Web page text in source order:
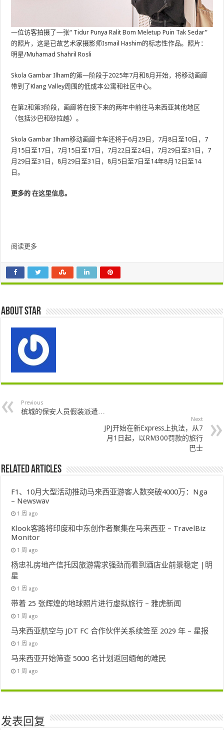
一位访客拍摄了一张“ Tidur Punya Ralit Bom Meletup Puin Tak Sedar”
的照片，这是已故艺术家摄影师Ismail Hashim的标志性作品。照片：
明星/Muhamad Shahril Rosli
Skola Gambar Ilham的第一阶段于2025年7月和8月开始，将移动画廊
带到了Klang Valley周围的低成本公寓和社区中心。
在第2和第3阶段，画廊将在接下来的两年中前往马来西亚其他地区
（包括沙巴和砂拉越）。
Skola Gambar Ilham移动画廊卡车还将于6月29日，7月8日至10日，7
月15日至17日，7月15日至17日，7月22日至24日，7月29日至31日，7
月29日至31日，8月29日至31日，8月5日至7日至14年8月12日至14
日。
更多的在这里信息。
阅读更多
About star
Previous
槟城的保安人员假装派遣…
Next
JPJ开始在新Express上执法，从7
月1日起，以RM300罚款的旅行
巴士
Related Articles
F1、10月大型活动推动马来西亚游客人数突破4000万：Nga
– Newswav
1 周 ago
Klook客路将印度和中东创作者聚集在马来西亚 – TravelBiz
Monitor
1 周 ago
杨忠礼房地产信托因旅游需求强劲而看到酒店业前景稳定 |明
星
1 周 ago
带着 25 张辉煌的地球照片进行虚拟旅行 – 雅虎新闻
1 周 ago
马来西亚航空与 JDT FC 合作伙伴关系续签至 2029 年 – 星报
1 周 ago
马来西亚开始筛查 5000 名计划返回缅甸的难民
1 周 ago
发表回复